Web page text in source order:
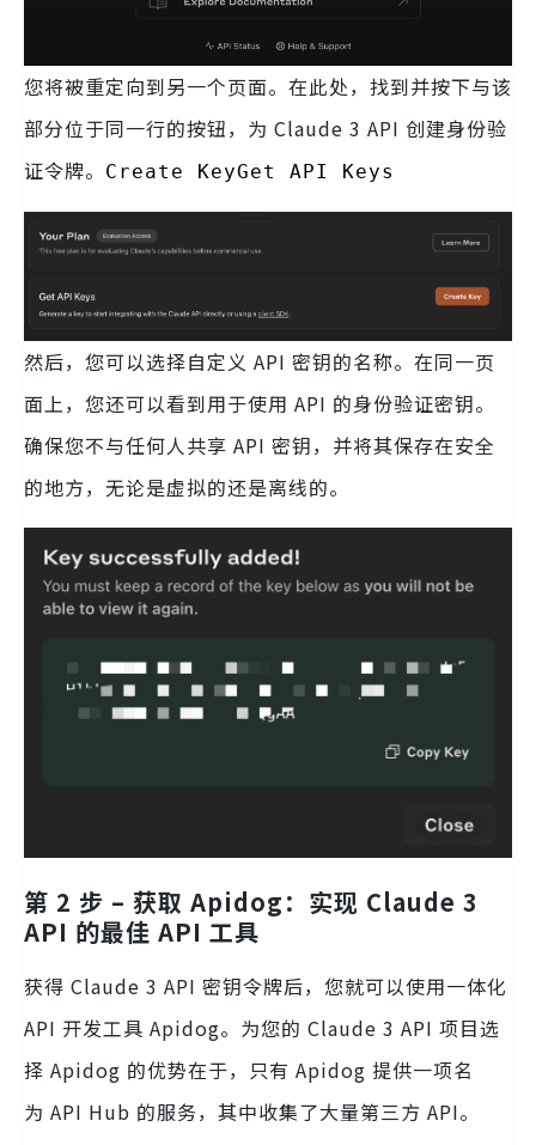
您将被重定向到另一个页面。在此处，找到并按下与该
部分位于同一行的按钮，为 Claude 3 API 创建身份验
证令牌。
Create KeyGet API Keys
然后，您可以选择自定义 API 密钥的名称。在同一页
面上，您还可以看到用于使用 API 的身份验证密钥。
确保您不与任何人共享 API 密钥，并将其保存在安全
的地方，无论是虚拟的还是离线的。
第 2 步 – 获取 Apidog：实现 Claude 3
API 的最佳 API 工具
获得 Claude 3 API 密钥令牌后，您就可以使用一体化
API 开发工具 Apidog。为您的 Claude 3 API 项目选
择 Apidog 的优势在于，只有 Apidog 提供一项名
为 API Hub 的服务，其中收集了大量第三方 API。